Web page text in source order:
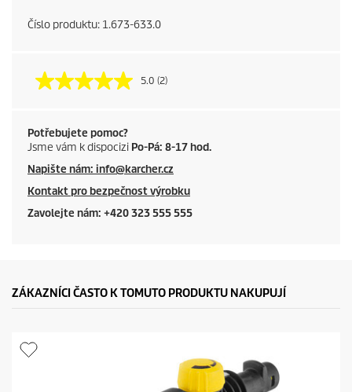
Číslo produktu: 1.673-633.0
5.0 (2)
Potřebujete pomoc?
Jsme vám k dispocizi Po-Pá: 8-17 hod.
Napište nám: info@karcher.cz
Kontakt pro bezpečnost výrobku
Zavolejte nám: +420 323 555 555
ZÁKAZNÍCI ČASTO K TOMUTO PRODUKTU NAKUPUJÍ